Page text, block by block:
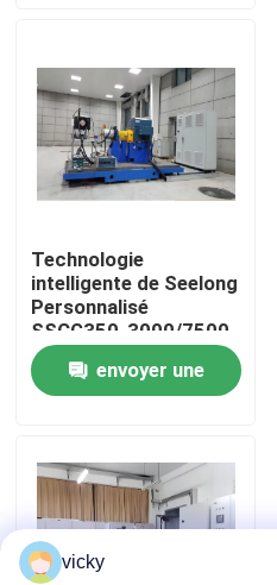
Visite de l'usine
Contrôle qualité
Contactez-nous
Nouvelles
Dynamomètre de couple
Dynamomètre à grande
Technologie
intelligente de Seelong
Personnalisé
SSCG350-3000/7500
Banque de test de
performance
dynométrique du
envoyer une
vicky